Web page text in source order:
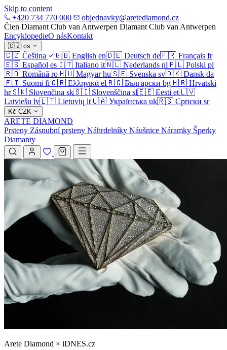
Skip to content
+420 734 770 000
objednavky@aretediamond.cz
Člen Diamant Club van Antwerpen Diamant Club van Antwerpen
EncyklopedieO násKontakt
🇨🇿 cs
🇨🇿 Čeština 🇬🇧 English en🇩🇪 Deutsch de🇫🇷 Français fr
🇪🇸 Español es🇮🇹 Italiano it🇳🇱 Nederlands nl🇵🇱 Polski pl
🇷🇴 Română ro🇭🇺 Magyar hu🇸🇪 Svenska sv🇩🇰 Dansk da
🇫🇮 Suomi fi🇬🇷 Ελληνικά el🇧🇬 Български bg🇭🇷 Hrvatski
hr🇸🇰 Slovenčina sk🇸🇮 Slovenščina sl🇪🇪 Eesti et🇱🇻
Latviešu lv🇱🇹 Lietuvių lt🇺🇦 Українська uk🇷🇸 Српски sr
Kč CZK
ARETE DIAMOND
Prsteny Zásnubní prsteny Náhrdelníky Náušnice Náramky Šperky
Diamanty
Arete Diamond × iDNES.cz